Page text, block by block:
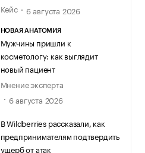
Кейс
6 августа 2026
НОВАЯ АНАТОМИЯ
Мужчины пришли к
косметологу: как выглядит
новый пациент
Мнение эксперта
6 августа 2026
В Wildberries рассказали, как
предпринимателям подтвердить
ущерб от атак